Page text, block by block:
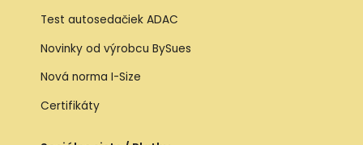
Test autosedačiek ADAC
Novinky od výrobcu BySues
Nová norma I-Size
Certifikáty